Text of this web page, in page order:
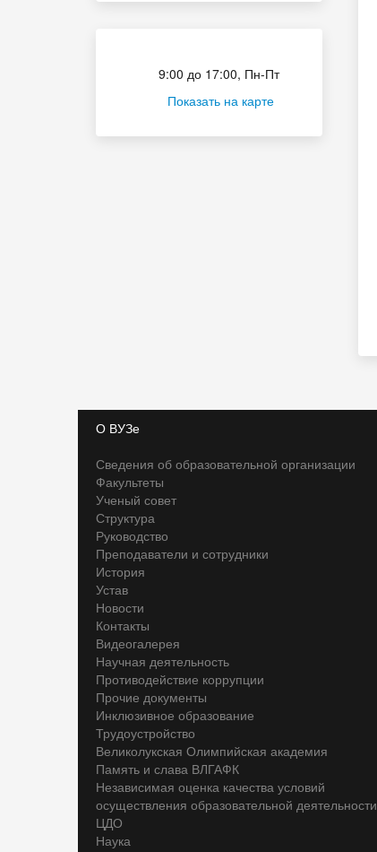
9:00 до 17:00, Пн-Пт
Показать на карте
О ВУЗе
Сведения об образовательной организации
Факультеты
Ученый совет
Структура
Руководство
Преподаватели и сотрудники
История
Устав
Новости
Контакты
Видеогалерея
Научная деятельность
Противодействие коррупции
Прочие документы
Инклюзивное образование
Трудоустройство
Великолукская Олимпийская академия
Память и слава ВЛГАФК
Независимая оценка качества условий
осуществления образовательной деятельности
ЦДО
Наука